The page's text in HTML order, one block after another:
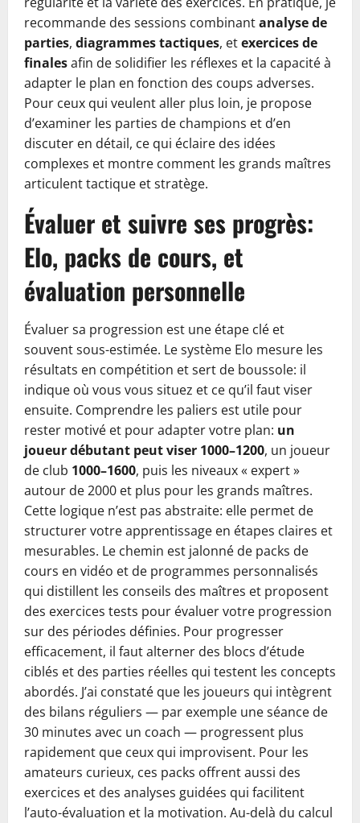
recommande des sessions combinantanalyse de
parties, diagrammes tactiques, etexercices de
finalesafin de solidifier les réflexes et la capacité à
adapter le plan en fonction des coups adverses.
Pour ceux qui veulent aller plus loin, je propose
d’examiner les parties de champions et d’en
discuter en détail, ce qui éclaire des idées
complexes et montre comment les grands maîtres
articulent tactique et stratège.
Évaluer et suivre ses progrès:
Elo, packs de cours, et
évaluation personnelle
Évaluer sa progression est une étape clé et
souvent sous-estimée. Le système Elo mesure les
résultats en compétition et sert de boussole: il
indique où vous vous situez et ce qu’il faut viser
ensuite. Comprendre les paliers est utile pour
rester motivé et pour adapter votre plan: un
joueur débutant peut viser 1000–1200, un joueur
de club 1000–1600, puis les niveaux « expert »
autour de 2000 et plus pour les grands maîtres.
Cette logique n’est pas abstraite: elle permet de
structurer votre apprentissage en étapes claires et
mesurables. Le chemin est jalonné de packs de
cours en vidéo et de programmes personnalisés
qui distillent les conseils des maîtres et proposent
des exercices tests pour évaluer votre progression
sur des périodes définies. Pour progresser
efficacement, il faut alterner des blocs d’étude
ciblés et des parties réelles qui testent les concepts
abordés. J’ai constaté que les joueurs qui intègrent
des bilans réguliers — par exemple une séance de
30 minutes avec un coach — progressent plus
rapidement que ceux qui improvisent. Pour les
amateurs curieux, ces packs offrent aussi des
exercices et des analyses guidées qui facilitent
l’auto-évaluation et la motivation. Au-delà du calcul